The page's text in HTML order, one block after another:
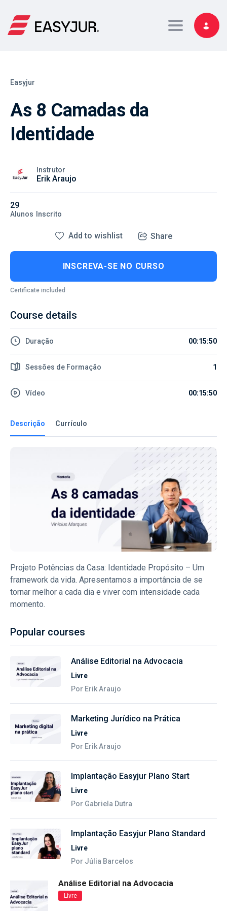
Toggle
Easyjur
As 8 Camadas da
Identidade
Instrutor
Erik Araujo
29
Alunos Inscrito
Descrição Currículo
Projeto Potências da Casa: Identidade Propósito – Um
framework da vida. Apresentamos a importância de se
tornar melhor a cada dia e viver com intensidade cada
momento.
Add to wishlist Share
INSCREVA-SE NO CURSO
Certificate included
Course details
Duração 00:15:50
Sessões de Formação 1
Vídeo 00:15:50
Popular courses
Análise Editorial na Advocacia
Livre
Por Erik Araujo
Marketing Jurídico na Prática
Livre
Por Erik Araujo
Implantação Easyjur Plano Start
Livre
Por Gabriela Dutra
Implantação Easyjur Plano Standard
Livre
Por Júlia Barcelos
Análise Editorial na Advocacia
Livre